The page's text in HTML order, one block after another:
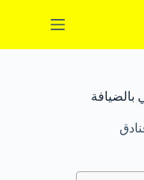
بالضيافة